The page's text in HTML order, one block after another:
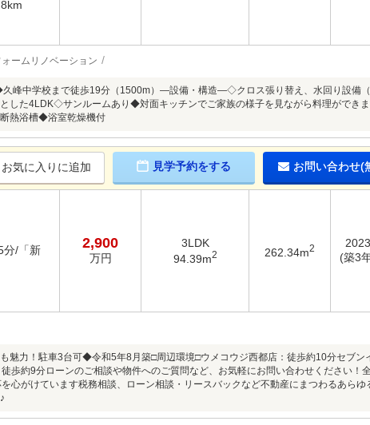
ォームリノベーション
中学校まで徒歩19分（1500m）―設備・構造―◇クロス張り替え、水回り設備
した4LDK◇サンルームあり◆対面キッチンでご家族の様子を見ながら料理ができ
熱浴槽◆浴室乾燥機付
お気に入りに追加 見学予約をする お問い合わせ(
分/「新
2,900
万円
3LDK
94.39m2 262.34m2
(築3
魅力！駐車3台可◆令和5年8月築□周辺環境□ウメコウジ西都店：徒歩約10分セブン
歩約9分ローンのご相談や物件へのご質問など、お気軽にお問い合わせください！
心がけています税務相談、ローン相談・リースバックなど不動産にまつわるあらゆ